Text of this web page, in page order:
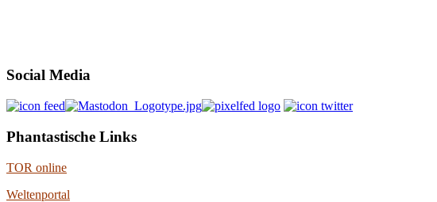
Social Media
Phantastische Links
TOR online
Weltenportal